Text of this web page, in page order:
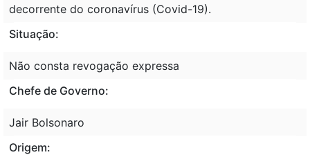
decorrente do coronavírus (Covid-19).
Situação:
Não consta revogação expressa
Chefe de Governo:
Jair Bolsonaro
Origem: